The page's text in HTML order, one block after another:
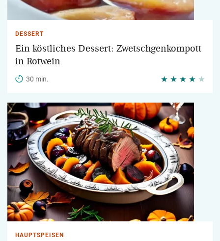
DESSERT
Ein köstliches Dessert: Zwetschgenkompott
in Rotwein
30 min.
HAUPTSPEISEN